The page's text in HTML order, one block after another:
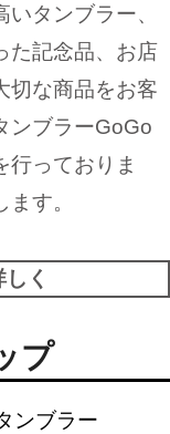
タンブラー、
た記念品、お店
切な商品をお客
ンブラーGoGo
行っておりま
す。
く
プ
ンブラー